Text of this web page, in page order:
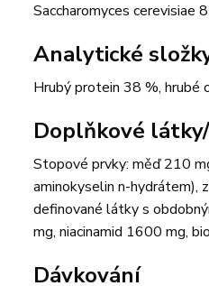
Saccharomyces cerevisiae
Analytické
Hrubý protein 38 %, hrubé
Doplňkové
Stopové prvky: měď 210
aminokyselin n-hydrátem),
definované látky s
mg, niacinamid 1600 mg,
Dávkování